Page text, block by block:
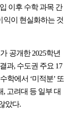
이후 수학 과목 간
익이 현실화하는 것
공개한 2025학년
과, 수도권 주요 17
학에서 ‘미적분’ 또
, 고려대 등 일부 대
았다.